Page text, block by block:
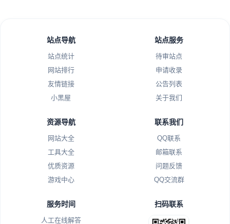
站点导航
站点统计
网站排行
友情链接
小黑屋
站点服务
待审站点
申请收录
公告列表
关于我们
资源导航
网站大全
工具大全
优质资源
游戏中心
联系我们
QQ联系
邮箱联系
问题反馈
QQ交流群
服务时间
人工在线解答
扫码联系